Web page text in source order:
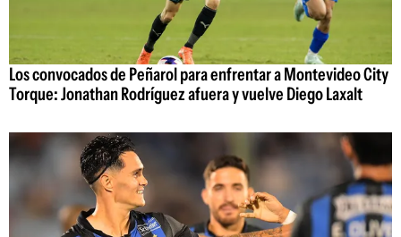
Los convocados de Peñarol para enfrentar a Montevideo City
Torque: Jonathan Rodríguez afuera y vuelve Diego Laxalt